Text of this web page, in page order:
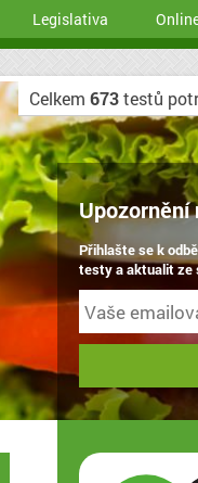
Legislativa
Celkem 673testů
Upozornění
Přihlašte se k
testy a aktualit ze